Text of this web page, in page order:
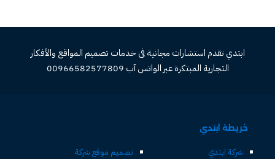
ابتدي تقدم استشارات مجانية فى خدمات تصميم المواقع والأفكار
التجارية المبتكرة عبر الواتس آب 00966582577809
خريطة ابتدي
شركة ابتدي
تصميم موقع شركة